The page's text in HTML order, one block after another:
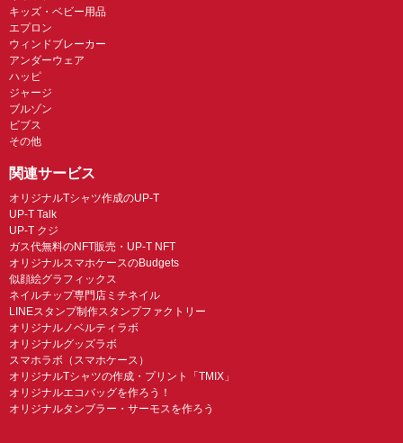
キッズ・ベビー用品
エプロン
ウィンドブレーカー
アンダーウェア
ハッピ
ジャージ
ブルゾン
ビブス
その他
関連サービス
オリジナルTシャツ作成のUP-T
UP-T Talk
UP-T クジ
ガス代無料のNFT販売・UP-T NFT
オリジナルスマホケースのBudgets
似顔絵グラフィックス
ネイルチップ専門店ミチネイル
LINEスタンプ制作スタンプファクトリー
オリジナルノベルティラボ
オリジナルグッズラボ
スマホラボ（スマホケース）
オリジナルTシャツの作成・プリント「TMIX」
オリジナルエコバッグを作ろう！
オリジナルタンブラー・サーモスを作ろう